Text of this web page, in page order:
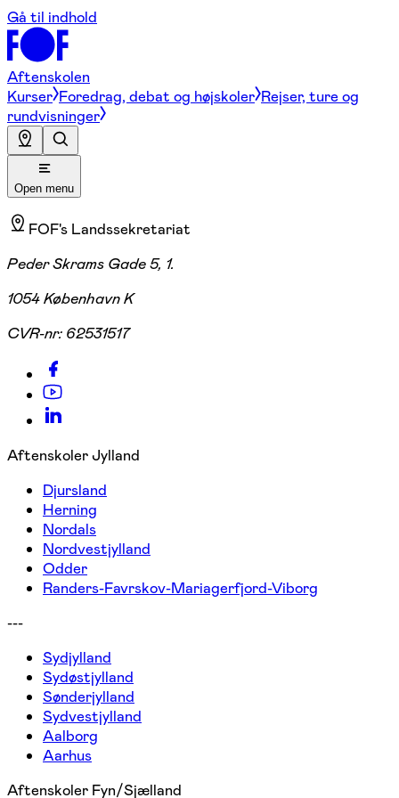
Gå til indhold
Aftenskolen
Kurser Foredrag, debat og højskoler Rejser, ture og
rundvisninger
Open menu
FOF's Landssekretariat
Peder Skrams Gade 5, 1.
1054 København K
CVR-nr: 62531517
Aftenskoler Jylland
Djursland
Herning
Nordals
Nordvestjylland
Odder
Randers-Favrskov-Mariagerfjord-Viborg
---
Sydjylland
Sydøstjylland
Sønderjylland
Sydvestjylland
Aalborg
Aarhus
Aftenskoler Fyn/Sjælland